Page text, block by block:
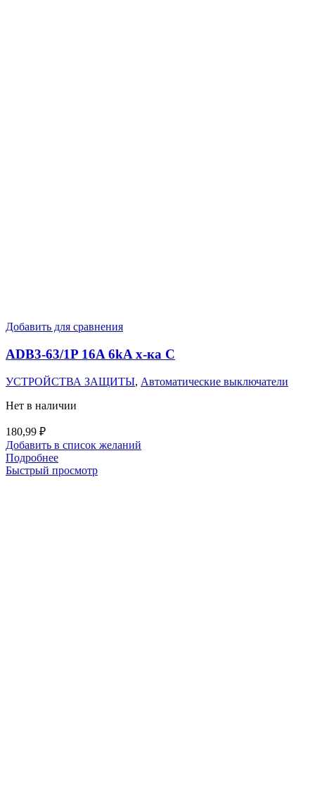
Добавить для сравнения
ADB3-63/1P 16A 6kA х-ка C
УСТРОЙСТВА ЗАЩИТЫ, Автоматические выключатели
Нет в наличии
180,99 ₽
Добавить в список желаний
Подробнее
Быстрый просмотр